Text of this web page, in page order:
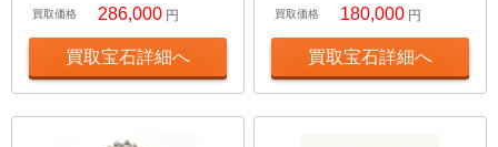
買取価格 286,000 円
買取宝石詳細へ
買取価格 180,000 円
買取宝石詳細へ